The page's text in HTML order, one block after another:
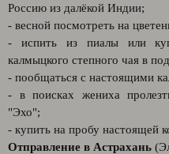
Россию из далёкой Индии;
- весной посмотреть на
- испить из пиалы или
калмыцкого степного чая в
- пообщаться с настоящими
- в поисках жениха
"Эхо";
- купить на пробу настоящей
Отправление в Астрахань